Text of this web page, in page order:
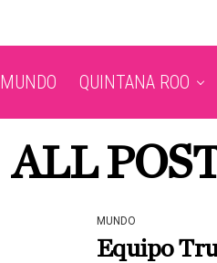
MUNDO QUINTANA ROO
ALL
MUNDO
Equipo